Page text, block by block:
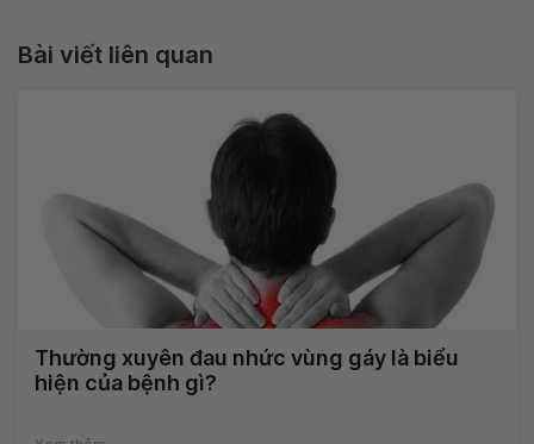
Bài viết liên quan
Thường xuyên đau nhức vùng gáy là biểu
hiện của bệnh gì?